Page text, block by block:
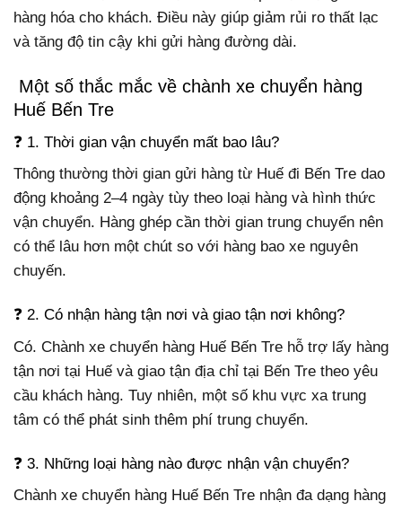
hàng hóa cho khách. Điều này giúp giảm rủi ro thất lạc
và tăng độ tin cậy khi gửi hàng đường dài.
Một số thắc mắc về chành xe chuyển hàng
Huế Bến Tre
❓ 1. Thời gian vận chuyển mất bao lâu?
Thông thường thời gian gửi hàng từ Huế đi Bến Tre dao
động khoảng 2–4 ngày tùy theo loại hàng và hình thức
vận chuyển. Hàng ghép cần thời gian trung chuyển nên
có thể lâu hơn một chút so với hàng bao xe nguyên
chuyến.
❓ 2. Có nhận hàng tận nơi và giao tận nơi không?
Có. Chành xe chuyển hàng Huế Bến Tre hỗ trợ lấy hàng
tận nơi tại Huế và giao tận địa chỉ tại Bến Tre theo yêu
cầu khách hàng. Tuy nhiên, một số khu vực xa trung
tâm có thể phát sinh thêm phí trung chuyển.
❓ 3. Những loại hàng nào được nhận vận chuyển?
Chành xe chuyển hàng Huế Bến Tre nhận đa dạng hàng